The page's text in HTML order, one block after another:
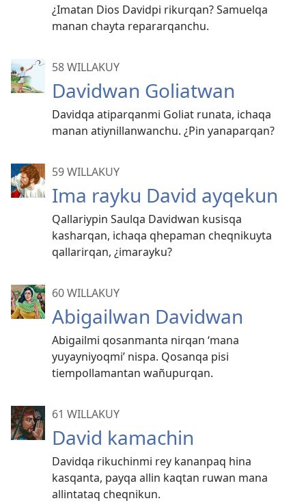
¿Imatan Dios Davidpi rikurqan? Samuelqa
manan chayta repararqanchu.
58 WILLAKUY
Davidwan Goliatwan
Davidqa atiparqanmi Goliat runata, ichaqa
manan atiynillanwanchu. ¿Pin yanaparqan?
59 WILLAKUY
Ima rayku David ayqekun
Qallariypin Saulqa Davidwan kusisqa
kasharqan, ichaqa qhepaman cheqnikuyta
qallarirqan, ¿imarayku?
60 WILLAKUY
Abigailwan Davidwan
Abigailmi qosanmanta nirqan ‘mana
yuyayniyoqmi’ nispa. Qosanqa pisi
tiempollamantan wañupurqan.
61 WILLAKUY
David kamachin
Davidqa rikuchinmi rey kananpaq hina
kasqanta, payqa allin kaqtan ruwan mana
allintataq cheqnikun.